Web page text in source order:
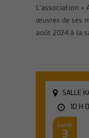
L’association «
œuvres de ses
août 2024 à la
SALLE
10 H
Lundi
3